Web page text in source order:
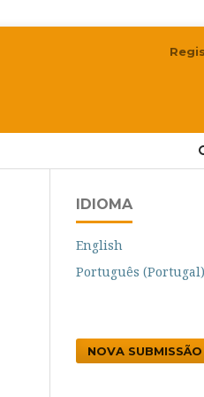
IDIOMA
English
Português (Portugal)
NOVA SUBMISSÃO